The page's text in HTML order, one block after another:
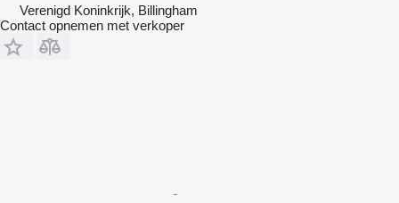
Verenigd Koninkrijk, Billingham
Contact opnemen met verkoper